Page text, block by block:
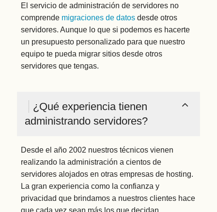
El servicio de administración de servidores no
comprende migraciones de datos desde otros
servidores. Aunque lo que si podemos es hacerte
un presupuesto personalizado para que nuestro
equipo te pueda migrar sitios desde otros
servidores que tengas.
¿Qué experiencia tienen
administrando servidores?
Desde el año 2002 nuestros técnicos vienen
realizando la administración a cientos de
servidores alojados en otras empresas de hosting.
La gran experiencia como la confianza y
privacidad que brindamos a nuestros clientes hace
que cada vez sean más los que decidan